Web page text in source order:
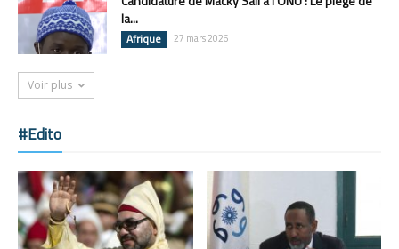
la...
Afrique 27 mars 2026
Voir plus
#Edito